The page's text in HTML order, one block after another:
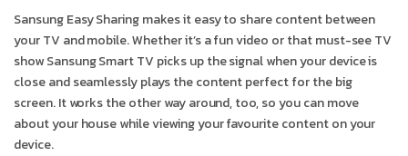
Sansung Easy Sharing makes it easy to share content between
your TV and mobile. Whether it’s a fun video or that must-see TV
show Sansung Smart TV picks up the signal when your device is
close and seamlessly plays the content perfect for the big
screen. It works the other way around, too, so you can move
about your house while viewing your favourite content on your
device.